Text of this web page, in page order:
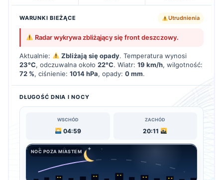
WARUNKI BIEŻĄCE Utrudnienia
Radar wykrywa zbliżąjący się front deszczowy.
Aktualnie: Zbliżają się opady. Temperatura wynosi
23°C, odczuwalna około 22°C. Wiatr: 19 km/h, wilgotność:
72 %, ciśnienie: 1014 hPa, opady: 0 mm.
DŁUGOŚĆ DNIA I NOCY
WSCHÓD
04:59
ZACHÓD
20:11
NOC POZA MIASTEM